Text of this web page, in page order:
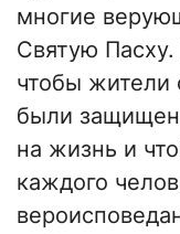
многие
Святую
чтобы жители
были
на жизнь и
каждого